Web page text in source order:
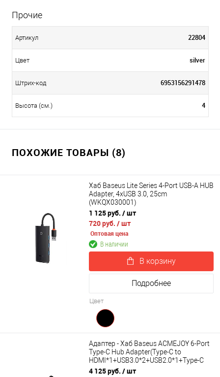
Прочие
Артикул 22804
Цвет silver
Штрих-код 6953156291478
Высота (см.) 4
ПОХОЖИЕ ТОВАРЫ (8)
Хаб Baseus Lite Series 4-Port USB-A HUB
Adapter, 4xUSB 3.0, 25cm
(WKQX030001)
1 125 руб. / шт
720 руб. / шт
Оптовая цена
В наличии
В корзину
Подробнее
Цвет
Адаптер - Хаб Baseus ACMEJOY 6-Port
Type-C Hub Adapter(Type-C to
HDMI*1+USB3.0*2+USB2.0*1+Type-C
PD&Data+RJ45*1) WKJZ010313
4 125 руб. / шт